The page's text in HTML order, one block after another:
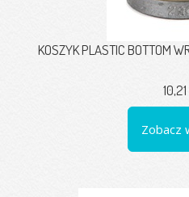
KOSZYK PLASTIC BOTTOM
Zobacz